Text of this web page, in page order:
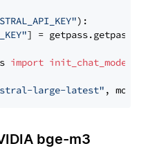
):
] = getpass.getpass(
import init_chat_model
large-latest" ,
bge-m3